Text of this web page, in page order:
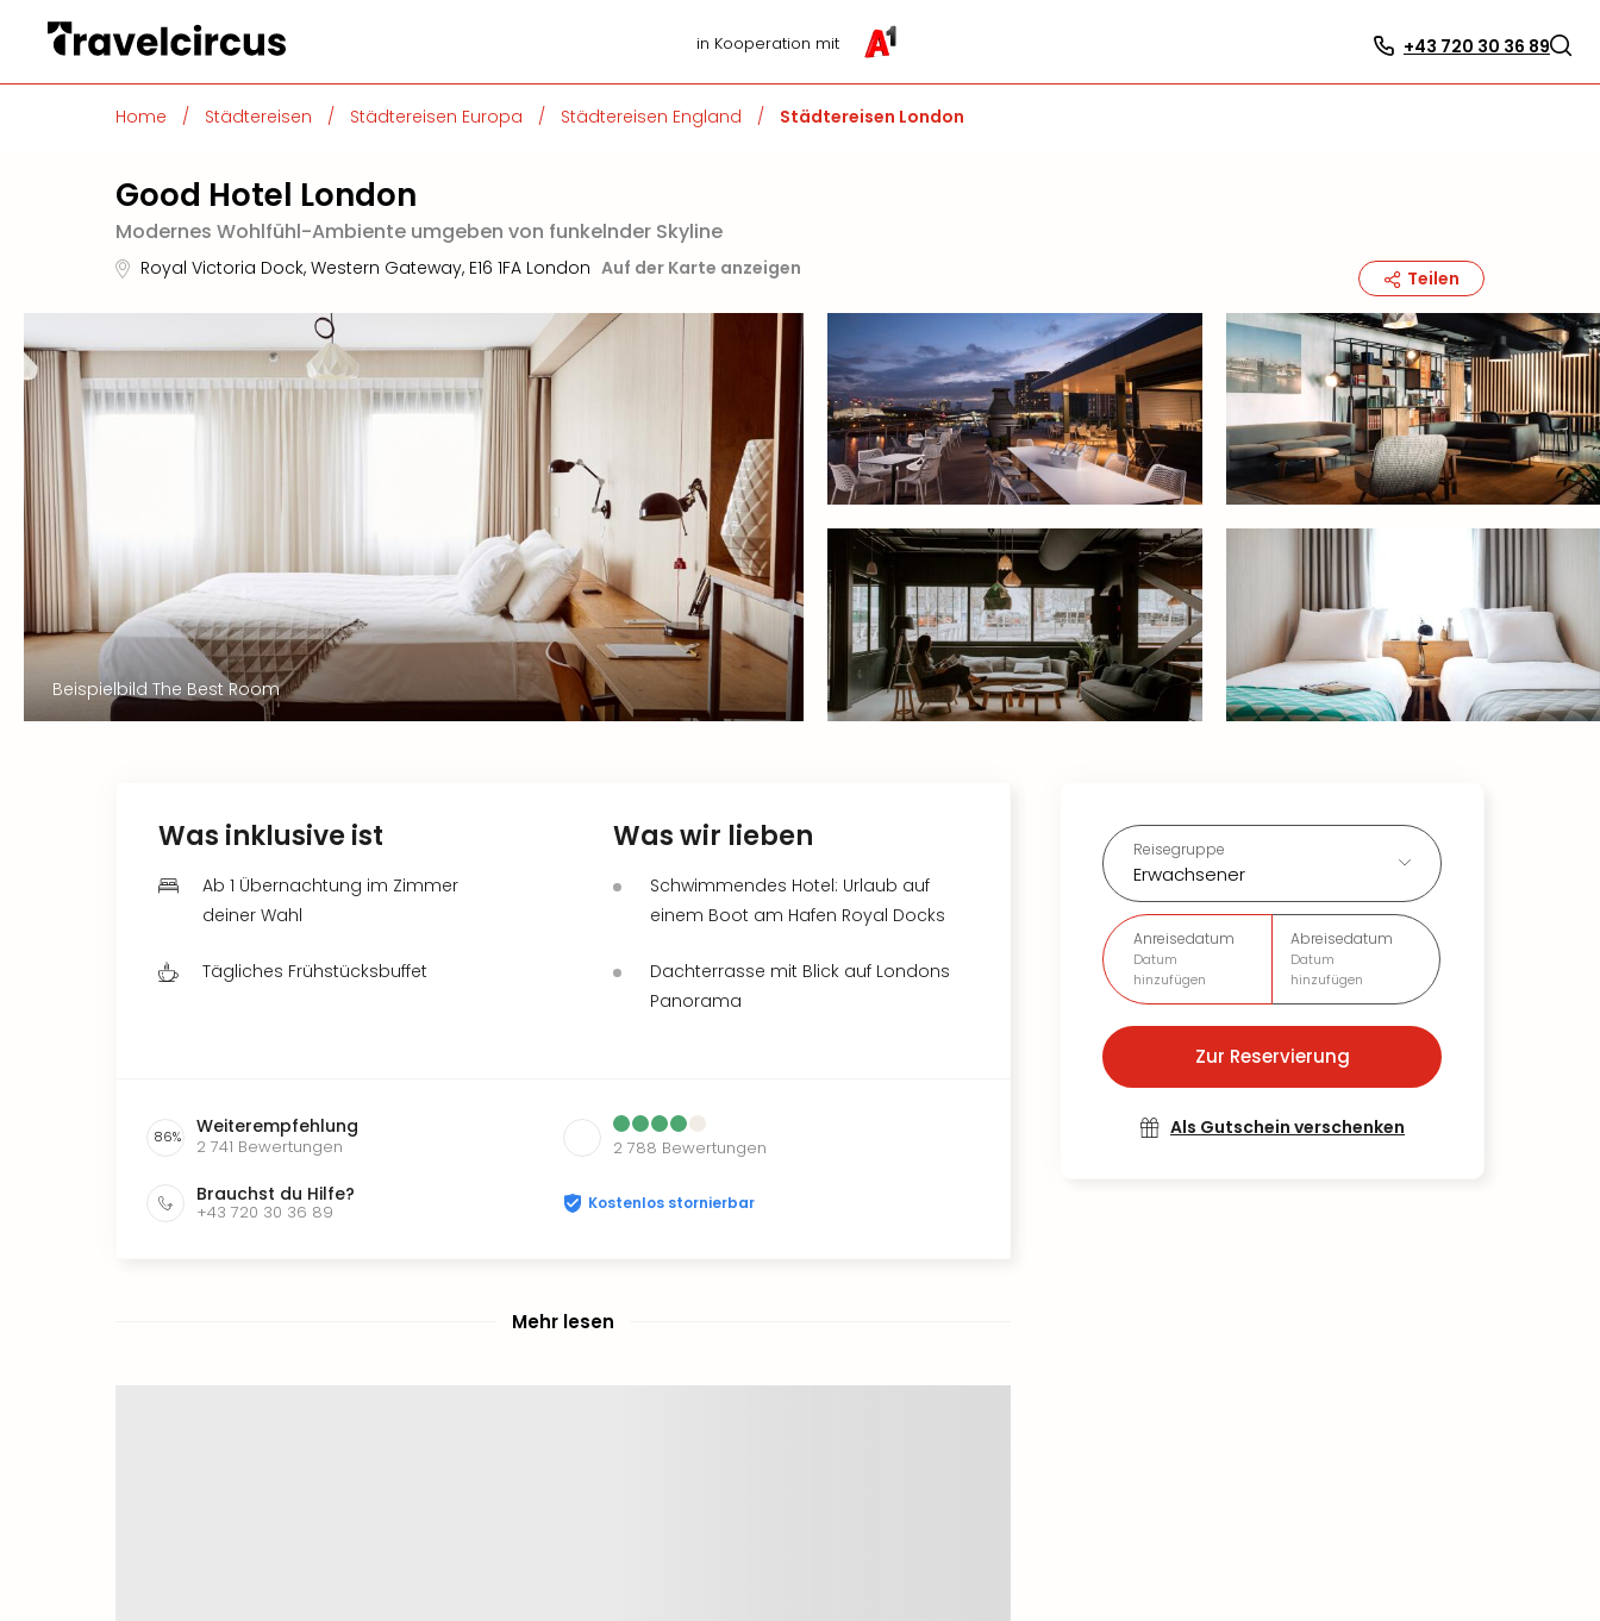
in Kooperation mit +43 720 30 36 89
Home / Städtereisen / Städtereisen Europa / Städtereisen England / Städtereisen London
Good Hotel London
Modernes Wohlfühl-Ambiente umgeben von funkelnder Skyline
Royal Victoria Dock, Western Gateway, E16 1FA London Auf der Karte anzeigen Teilen
Beispielbild The Best Room
Reisegruppe
Erwachsener
Anreisedatum
Datum
hinzufügen
Abreisedatum
Datum
hinzufügen
Zur Reservierung
Als Gutschein verschenken
Was inklusive ist
Ab 1 Übernachtung im Zimmer
deiner Wahl
Tägliches Frühstücksbuffet
Was wir lieben
Schwimmendes Hotel: Urlaub auf
einem Boot am Hafen Royal Docks
Dachterrasse mit Blick auf Londons
Panorama
86% Weiterempfehlung
2 741 Bewertungen 2 788 Bewertungen
Brauchst du Hilfe?
+43 720 30 36 89 Kostenlos stornierbar
Mehr lesen